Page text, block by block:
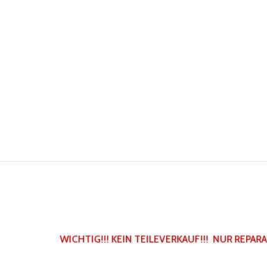
WICHTIG!!! KEIN TEILEVERKAUF!!! NUR